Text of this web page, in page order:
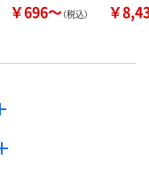
￥696～（税込） ￥